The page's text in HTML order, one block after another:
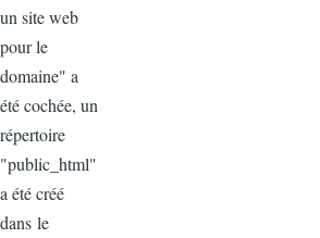
un site web
pour le
domaine" a
étécochée, un
répertoire
"public_html"
a étécréé
dans le